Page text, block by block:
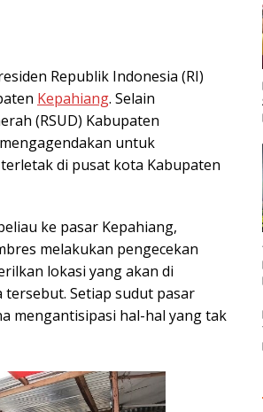
Republik Indonesia (RI)
Kepahiang. Selain
(RSUD) Kabupaten
untuk
di pusat kota Kabupaten
ke pasar Kepahiang,
melakukan pengecekan
lokasi yang akan di
Setiap sudut pasar
mengantisipasi hal-hal yang tak